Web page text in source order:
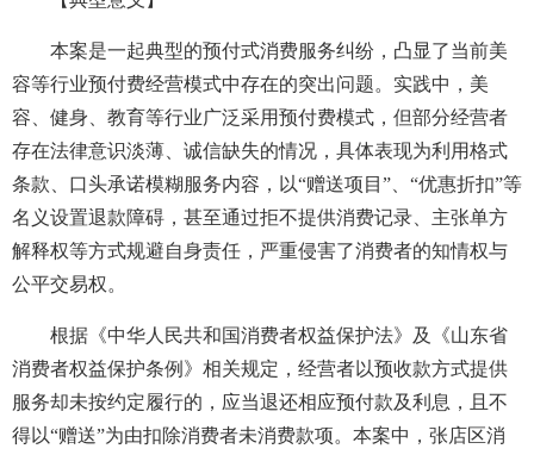
本案是一起典型的预付式消费服务纠纷，凸显了当前美
容等行业预付费经营模式中存在的突出问题。实践中，美
容、健身、教育等行业广泛采用预付费模式，但部分经营者
存在法律意识淡薄、诚信缺失的情况，具体表现为利用格式
条款、口头承诺模糊服务内容，以“赠送项目”、“优惠折扣”等
名义设置退款障碍，甚至通过拒不提供消费记录、主张单方
解释权等方式规避自身责任，严重侵害了消费者的知情权与
公平交易权。
根据《中华人民共和国消费者权益保护法》及《山东省
消费者权益保护条例》相关规定，经营者以预收款方式提供
服务却未按约定履行的，应当退还相应预付款及利息，且不
得以“赠送”为由扣除消费者未消费款项。本案中，张店区消